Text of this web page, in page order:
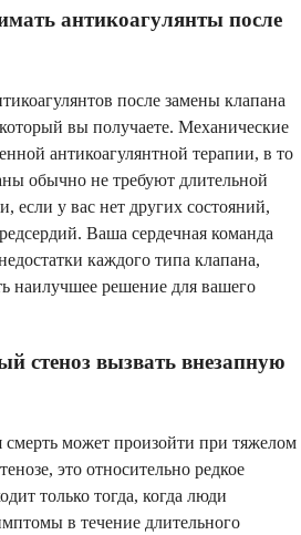
антикоагулянты после
после замены клапана
вы получаете. Механические
антикоагулянтной терапии, в то
обычно не требуют длительной
если у вас нет других состояний,
Ваша сердечная команда
каждого типа клапана,
наилучшее решение для вашего
стеноз вызвать внезапную
смерть может произойти при тяжелом
это относительно редкое
только тогда, когда люди
в течение длительного